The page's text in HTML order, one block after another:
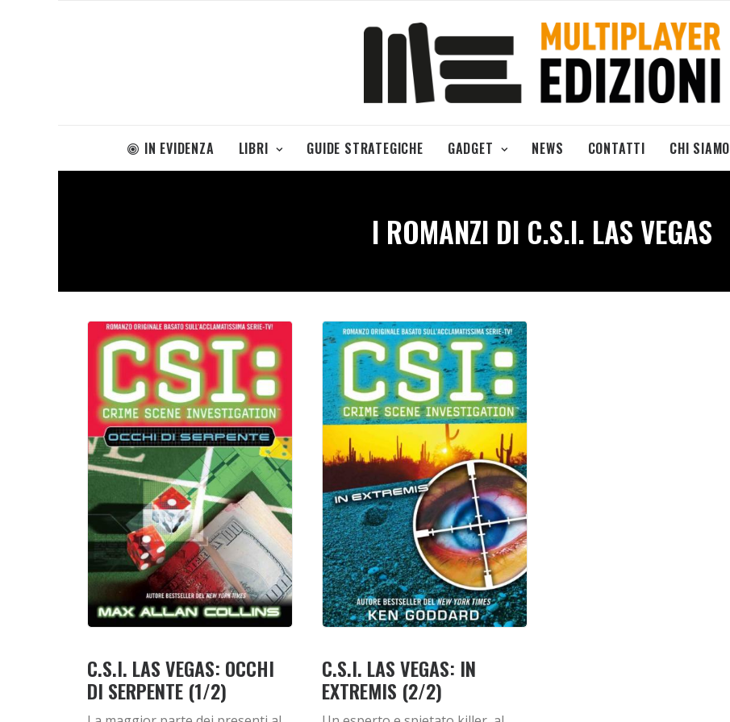
IN EVIDENZA LIBRI GUIDE STRATEGICHE GADGET NEWS CONTATTI CHI SIAMO
I ROMANZI DI C.S.I. LAS VEGAS
C.S.I. LAS VEGAS: OCCHI
DI SERPENTE (1/2)
C.S.I. LAS VEGAS: IN
EXTREMIS (2/2)